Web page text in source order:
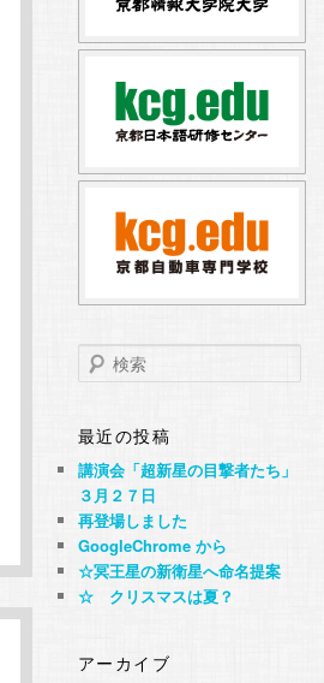
検
索
最近の投稿
講演会「超新星の目撃者たち」
３月２７日
再登場しました
GoogleChrome から
☆冥王星の新衛星へ命名提案
☆ クリスマスは夏？
アーカイブ